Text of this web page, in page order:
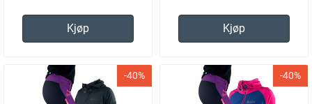
Kjøp Kjøp
-40% -40%